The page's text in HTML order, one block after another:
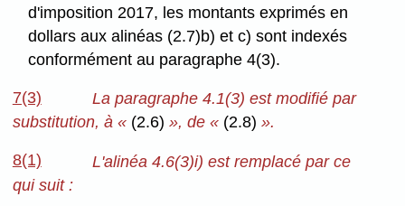
d'imposition 2017, les montants exprimés en
dollars aux alinéas (2.7)b) et c) sont indexés
conformément au paragraphe 4(3).
7(3)
La paragraphe 4.1(3) est modifié par
substitution, à « (2.6) », de « (2.8) ».
8(1)
L'alinéa 4.6(3)i) est remplacé par ce
qui suit :